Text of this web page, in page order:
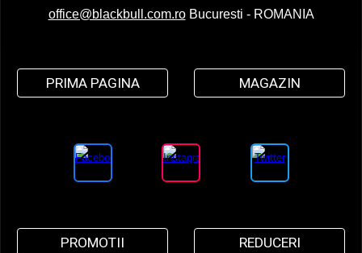
office@blackbull.com.roBucuresti - ROMANIA
PRIMA PAGINA MAGAZIN
PROMOTII REDUCERI